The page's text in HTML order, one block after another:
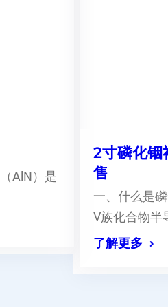
AlN）是
2寸磷化铟
售
一、什么是
V族化合物半
了解更多